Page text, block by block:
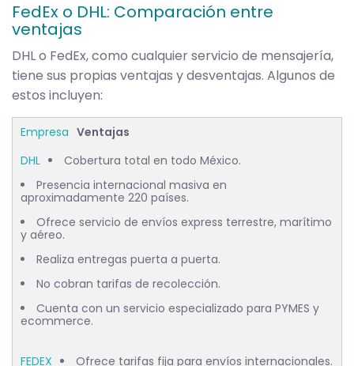
FedEx o DHL: Comparación entre
ventajas
DHL o FedEx, como cualquier servicio de mensajería,
tiene sus propias ventajas y desventajas. Algunos de
estos incluyen:
Ventajas
Cobertura total en todo México.
Presencia internacional masiva en
aproximadamente 220 países.
Ofrece servicio de envíos express terrestre, marítimo
y aéreo.
Realiza entregas puerta a puerta.
No cobran tarifas de recolección.
Cuenta con un servicio especializado para PYMES y
ecommerce.
Ofrece tarifas fija para envíos internacionales.